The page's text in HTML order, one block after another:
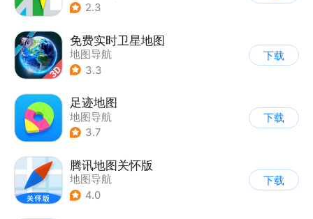
2.3
免费实时卫星地图
地图导航
3.3
下载
足迹地图
地图导航
3.7
下载
腾讯地图关怀版
地图导航
4.0
下载